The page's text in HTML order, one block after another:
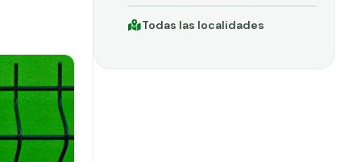
Todas las localidades